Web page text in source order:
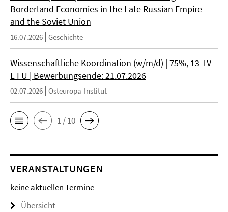
Borderland Economies in the Late Russian Empire
and the Soviet Union
16.07.2026 Geschichte
Wissenschaftliche Koordination (w/m/d) | 75%, 13 TV-
L FU | Bewerbungsende: 21.07.2026
02.07.2026 Osteuropa-Institut
1 / 10
VERANSTALTUNGEN
keine aktuellen Termine
Übersicht